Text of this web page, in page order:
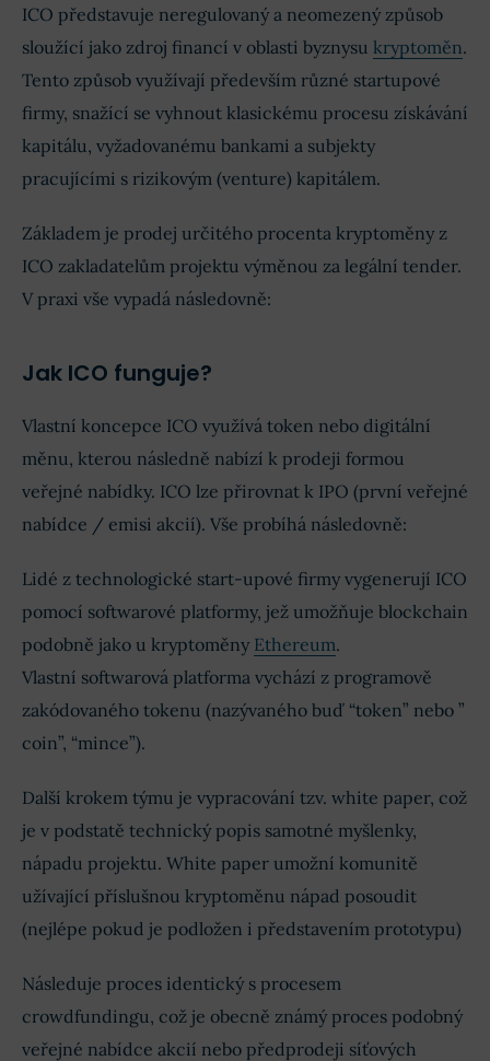
ICO představuje neregulovaný a neomezený způsob
sloužící jako zdroj financí v oblasti byznysu kryptoměn.
Tento způsob využívají především různé startupové
firmy, snažící se vyhnout klasickému procesu získávání
kapitálu, vyžadovanému bankami a subjekty
pracujícími s rizikovým (venture) kapitálem.
Základem je prodej určitého procenta kryptoměny z
ICO zakladatelům projektu výměnou za legální tender.
V praxi vše vypadá následovně:
Jak ICO funguje?
Vlastní koncepce ICO využívá token nebo digitální
měnu, kterou následně nabízí k prodeji formou
veřejné nabídky. ICO lze přirovnat k IPO (první veřejné
nabídce / emisi akcií). Vše probíhá následovně:
Lidé z technologické start-upové firmy vygenerují ICO
pomocí softwarové platformy, jež umožňuje blockchain
podobně jako u kryptoměny Ethereum.
Vlastní softwarová platforma vychází z programově
zakódovaného tokenu (nazývaného buď “token” nebo ”
coin”, “mince”).
Další krokem týmu je vypracování tzv. white paper, což
je v podstatě technický popis samotné myšlenky,
nápadu projektu. White paper umožní komunitě
užívající příslušnou kryptoměnu nápad posoudit
(nejlépe pokud je podložen i představením prototypu)
Následuje proces identický s procesem
crowdfundingu, což je obecně známý proces podobný
veřejné nabídce akcií nebo předprodeji síťových